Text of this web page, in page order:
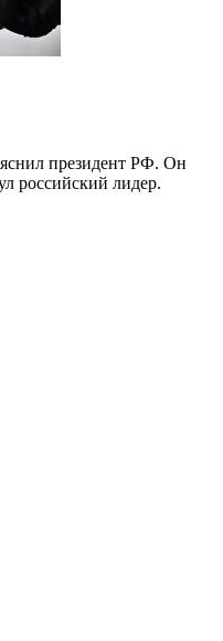
президент РФ. Он
российский лидер.